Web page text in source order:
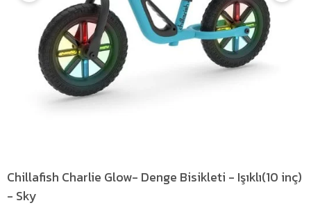
Chillafish Charlie Glow- Denge Bisikleti - Işıklı(10 inç)
- Sky